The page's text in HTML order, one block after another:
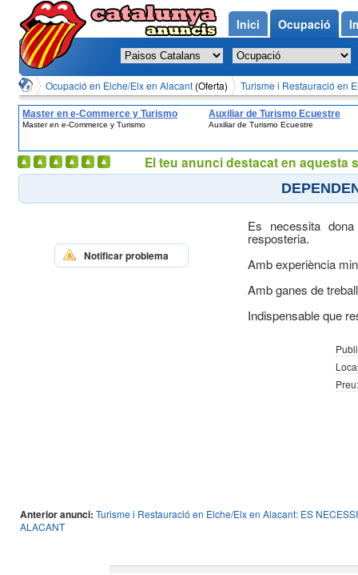
Ocupació en Elche/Elx en Alacant (Oferta) Turisme i Restauració en
Master en e-Commerce y Turismo
Master en e-Commerce y Turismo
Auxiliar de Turismo Ecuestre
Auxiliar de Turismo Ecuestre
Es necessita
resposteria.
Amb experiència
Amb ganes de
Indispensable que
Preu:
Notificar problema
Anterior anunci: Turisme i Restauració en Elche/Elx en Alacant: ES
ALACANT
Inici Ocupació
El teu anunci destacat en aquesta